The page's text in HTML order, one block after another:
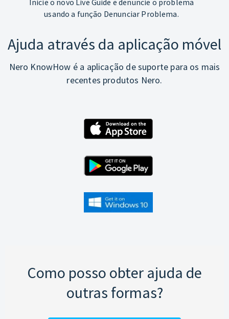
usando a função Denunciar Problema.
Ajuda através da aplicação móvel
Nero KnowHow é a aplicação de suporte para os mais
recentes produtos Nero.
Como posso obter ajuda de
outras formas?